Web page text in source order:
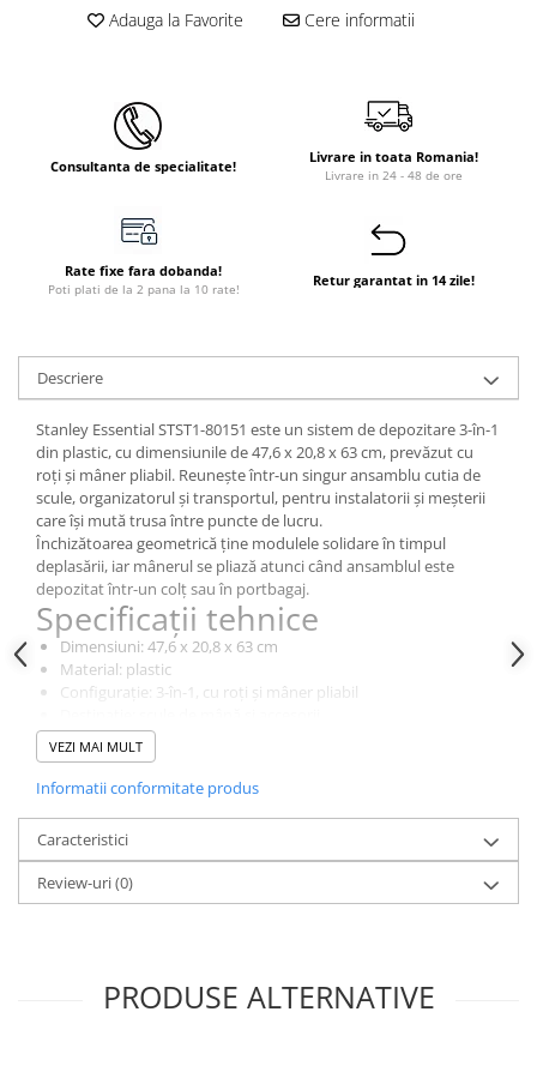
Panouri solare fotovoltaice
Ventilatie si climatizare
Perdele de aer
Ventiloconvectoare si sisteme VRF
Rooftop-uri pentru racire si
incalzire
Dulapuri pentru climatizare
Unitati motocondensante
Sisteme evaporative de climatizare
Ventilatoare pentru baie
Ventilatoare pentru tubulatura
Filtrare si odorizare aer
Recuperatoare de caldura
Accesorii echipamente de
Instalatii de apa si canalizare
Canalizare exterioara
Canalizare pluviala
Tevi PEHD gaz
Adauga la Favorite Cere informatii
Consultanta de specialitate! Livrare in toata Romania!
Livrare in 24 - 48 de ore
Rate fixe fara dobanda!
Poti plati de la 2 pana la 10 rate!
Retur garantat in 14 zile!
Descriere
Stanley Essential STST1-80151 este un sistem de depozitare 3-în-1
din plastic, cu dimensiunile de 47,6 x 20,8 x 63 cm, prevăzut cu
roți și mâner pliabil. Reunește într-un singur ansamblu cutia de
scule, organizatorul și transportul, pentru instalatorii și meșterii
care își mută trusa între puncte de lucru.
Închizătoarea geometrică ține modulele solidare în timpul
deplasării, iar mânerul se pliază atunci când ansamblul este
depozitat într-un colț sau în portbagaj.
Specificații tehnice
Dimensiuni: 47,6 x 20,8 x 63 cm
Material: plastic
Configurație: 3-în-1, cu roți și mâner pliabil
Tip utilizare: profesional
VEZI MAI MULT
Informatii conformitate produs
Caracteristici
Review-uri(0)
PRODUSE ALTERNATIVE